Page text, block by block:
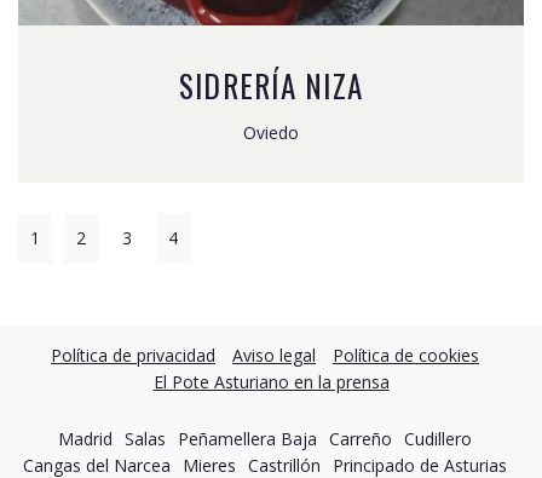
SIDRERÍA NIZA
Oviedo
1 2 3 4
Política de privacidad Aviso legal
Política de cookies
El Pote Asturiano en la prensa
Madrid Salas Peñamellera Baja Carreño Cudillero
Cangas del Narcea
Mieres Castrillón
Principado de Asturias